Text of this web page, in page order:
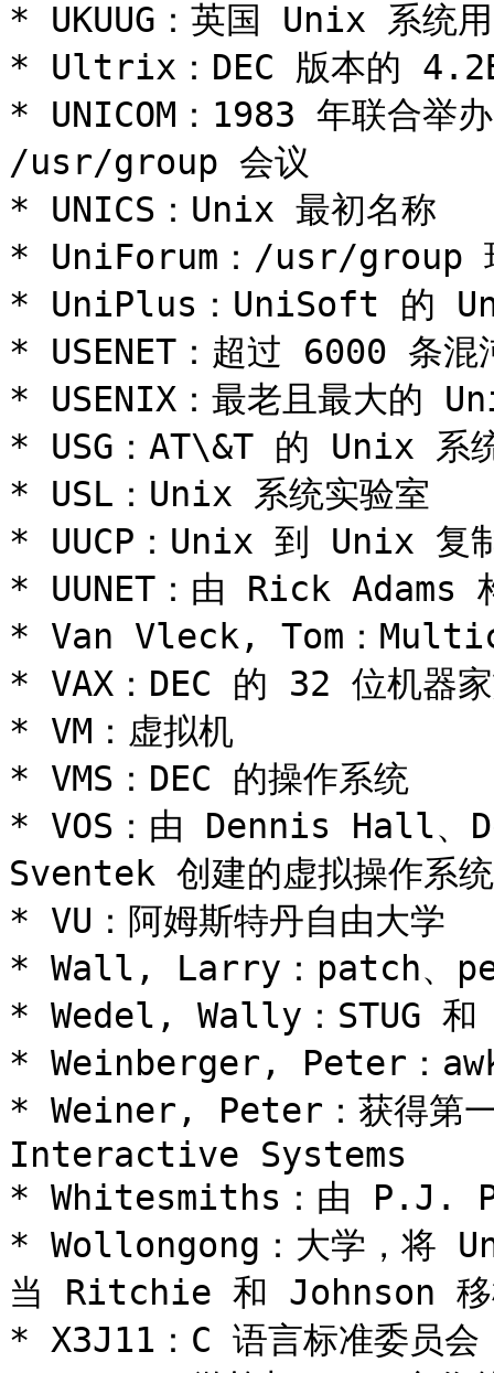
* UKUUG：英国 Unix 系统
* Ultrix：DEC 版本的
* UNICOM：1983 年联合举
/usr/group 会议
* UNICS：Unix 最初名称
* UniForum：/usr/group
* UniPlus：UniSoft 的
* USENET：超过 6000 条混
* USENIX：最老且最大的
* USG：AT\&T 的 Unix 系
* USL：Unix 系统实验室
* UUCP：Unix 到 Unix 复
* UUNET：由 Rick Adams
* Van Vleck, Tom：
* VAX：DEC 的 32 位机器
* VM：虚拟机
* VMS：DEC 的操作系统
* VOS：由 Dennis Hall
Sventek 创建的虚拟操作系统
* VU：阿姆斯特丹自由大学
* Wall, Larry：patch、
* Wedel, Wally：STUG 和
* Weinberger, Peter：awk
* Weiner, Peter：获得第
Interactive Systems
* Whitesmiths：由 P.J.
* Wollongong：大学，将
当 Ritchie 和 Johnson
* X3J11：C 语言标准委员会